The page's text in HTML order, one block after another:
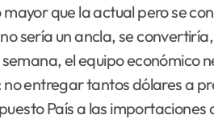
mayor que la actual pero se
sería un ancla, se
el equipo económico
entregar tantos dólares a
País a las